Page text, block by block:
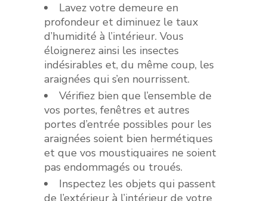
Lavez votre demeure en
profondeur et diminuez le taux
d’humidité à l’intérieur. Vous
éloignerez ainsi les insectes
indésirables et, du même coup, les
araignées qui s’en nourrissent.
Vérifiez bien que l’ensemble de
vos portes, fenêtres et autres
portes d’entrée possibles pour les
araignées soient bien hermétiques
et que vos moustiquaires ne soient
pas endommagés ou troués.
Inspectez les objets qui passent
de l’extérieur à l’intérieur de votre